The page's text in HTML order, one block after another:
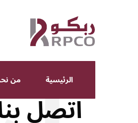
الرئيسية من
اتصل